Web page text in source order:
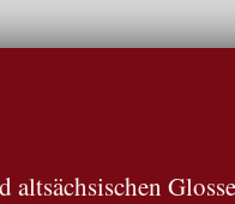
altsächsischen